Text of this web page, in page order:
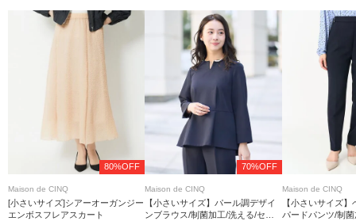
80%OFF
Maison de CINQ
[小さいサイズ]シアーオーガンジー
エンボスフレアスカート
70%OFF
Maison de CINQ
【小さいサイズ】パール調デザイ
ンブラウス/制菌加工/洗える/セッ
Maison de CINQ
【小さいサイズ
パードパンツ/制